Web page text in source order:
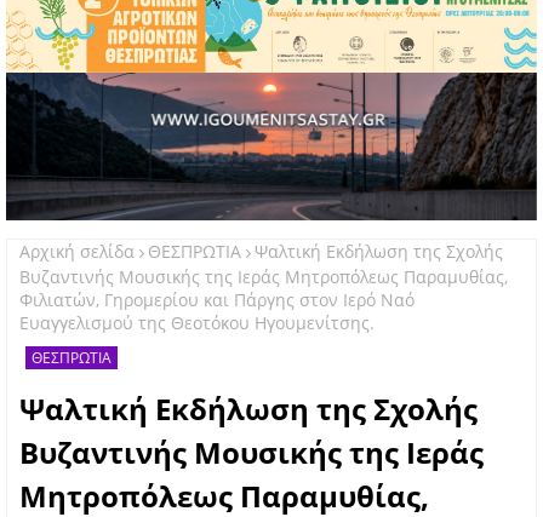
Αρχική σελίδα ΘΕΣΠΡΩΤΙΑ
Ψαλτική Εκδήλωση της Σχολής
Βυζαντινής Μουσικής της Ιεράς Μητροπόλεως Παραμυθίας,
Φιλιατών, Γηρομερίου και Πάργης στον Ιερό Ναό
Ευαγγελισμού της Θεοτόκου Ηγουμενίτσης.
ΘΕΣΠΡΩΤΙΑ
Ψαλτική Εκδήλωση της Σχολής
Βυζαντινής Μουσικής της Ιεράς
Μητροπόλεως Παραμυθίας,